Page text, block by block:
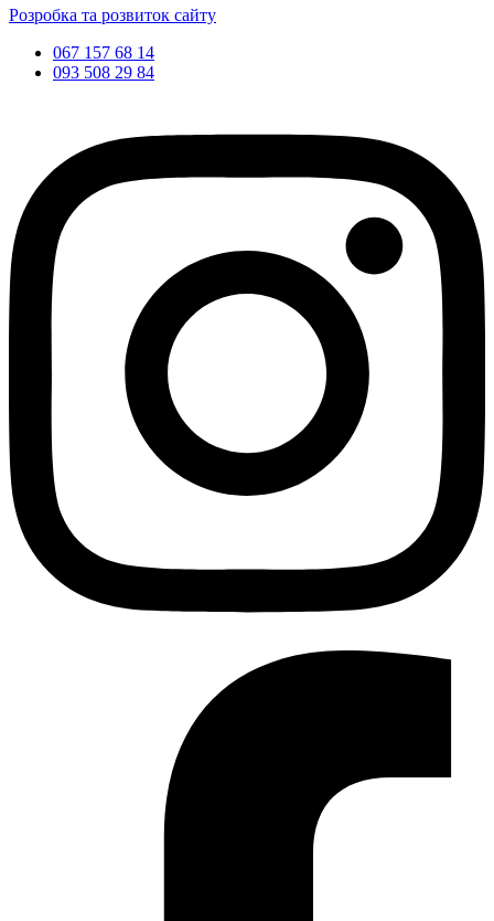
Розробка та розвиток сайту
067 157 68 14
093 508 29 84